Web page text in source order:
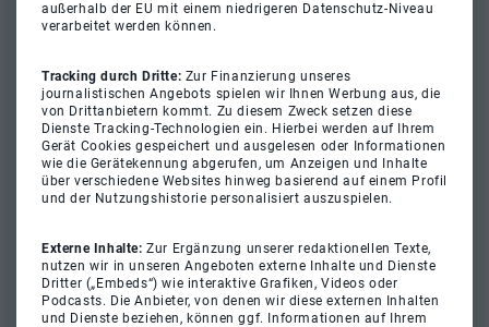
außerhalb der EU mit einem niedrigeren Datenschutz-Niveau
verarbeitet werden können.
Tracking durch Dritte: Zur Finanzierung unseres
journalistischen Angebots spielen wir Ihnen Werbung aus, die
von Drittanbietern kommt. Zu diesem Zweck setzen diese
Dienste Tracking-Technologien ein. Hierbei werden auf Ihrem
Gerät Cookies gespeichert und ausgelesen oder Informationen
wie die Gerätekennung abgerufen, um Anzeigen und Inhalte
über verschiedene Websites hinweg basierend auf einem Profil
und der Nutzungshistorie personalisiert auszuspielen.
Externe Inhalte:Zur Ergänzung unserer redaktionellen Texte,
nutzen wir in unseren Angeboten externe Inhalte und Dienste
Dritter („Embeds“) wie interaktive Grafiken, Videos oder
Podcasts. Die Anbieter, von denen wir diese externen Inhalten
und Dienste beziehen, können ggf. Informationen auf Ihrem